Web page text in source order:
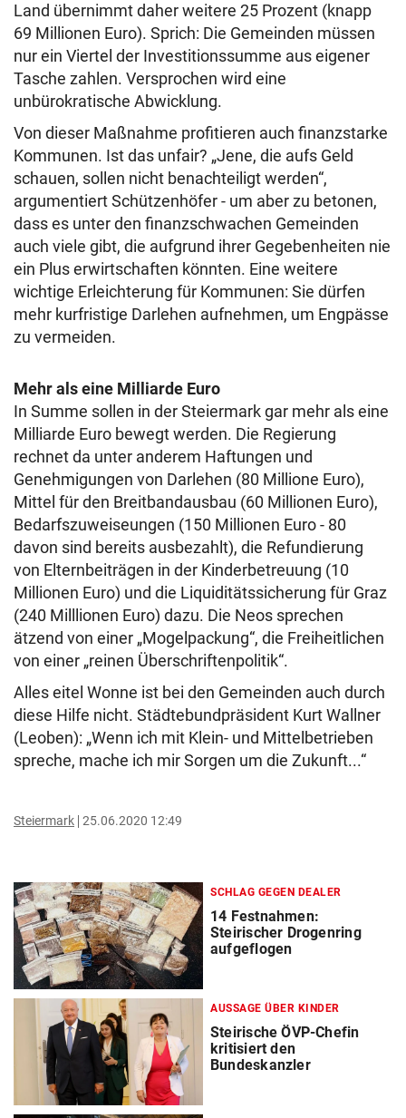
Land übernimmt daher weitere 25 Prozent (knapp
69 Millionen Euro). Sprich: Die Gemeinden müssen
nur ein Viertel der Investitionssumme aus eigener
Tasche zahlen. Versprochen wird eine
unbürokratische Abwicklung.
Von dieser Maßnahme profitieren auch finanzstarke
Kommunen. Ist das unfair? „Jene, die aufs Geld
schauen, sollen nicht benachteiligt werden“,
argumentiert Schützenhöfer - um aber zu betonen,
dass es unter den finanzschwachen Gemeinden
auch viele gibt, die aufgrund ihrer Gegebenheiten nie
ein Plus erwirtschaften könnten. Eine weitere
wichtige Erleichterung für Kommunen: Sie dürfen
mehr kurfristige Darlehen aufnehmen, um Engpässe
zu vermeiden.
Mehr als eine Milliarde Euro
In Summe sollen in der Steiermark gar mehr als eine
Milliarde Euro bewegt werden. Die Regierung
rechnet da unter anderem Haftungen und
Genehmigungen von Darlehen (80 Millione Euro),
Mittel für den Breitbandausbau (60 Millionen Euro),
Bedarfszuweiseungen (150 Millionen Euro - 80
davon sind bereits ausbezahlt), die Refundierung
von Elternbeiträgen in der Kinderbetreuung (10
Millionen Euro) und die Liquiditätssicherung für Graz
(240 Milllionen Euro) dazu. Die Neos sprechen
ätzend von einer „Mogelpackung“, die Freiheitlichen
von einer „reinen Überschriftenpolitik“.
Alles eitel Wonne ist bei den Gemeinden auch durch
diese Hilfe nicht. Städtebundpräsident Kurt Wallner
(Leoben): „Wenn ich mit Klein- und Mittelbetrieben
spreche, mache ich mir Sorgen um die Zukunft...“
Steiermark 25.06.2020 12:49
SCHLAG GEGEN DEALER
14 Festnahmen:
Steirischer Drogenring
aufgeflogen
AUSSAGE ÜBER KINDER
Steirische ÖVP-Chefin
kritisiert den
Bundeskanzler